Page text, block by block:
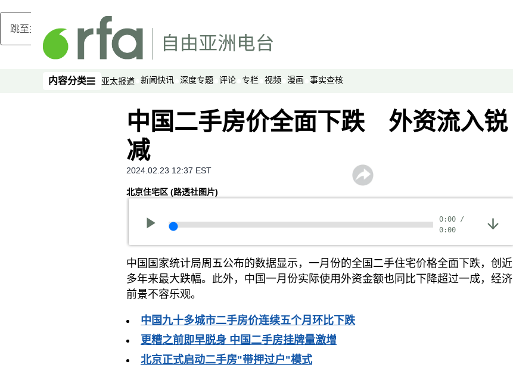
跳至主内容
内容分类
内容分类 亚太报道 新闻快讯 深度专题 评论 专栏 视频 漫画 事实查核
观点
中国二手房价全面下跌 外资流入锐
减
2024.02.23 12:37 EST
北京住宅区 (路透社图片)
0:00 /
0:00
中国国家统计局周五公布的数据显示，一月份的全国二手住宅价格全面下跌，创近
多年来最大跌幅。此外，中国一月份实际使用外资金额也同比下降超过一成，经济
前景不容乐观。
中国九十多城市二手房价连续五个月环比下跌
更糟之前即早脱身 中国二手房挂牌量激增
北京正式启动二手房"带押过户"模式